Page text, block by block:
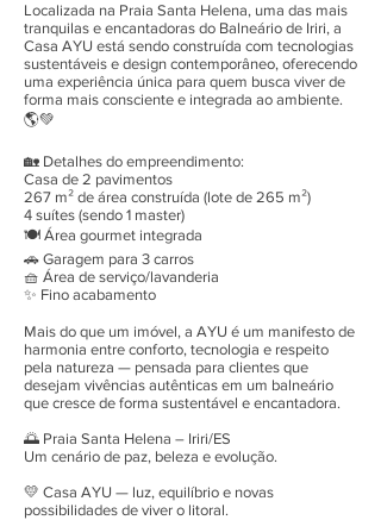
Localizada na Praia Santa Helena, uma das mais
tranquilas e encantadoras do Balneário de Iriri, a
Casa AYU está sendo construída com tecnologias
sustentáveis e design contemporâneo, oferecendo
uma experiência única para quem busca viver de
forma mais consciente e integrada ao ambiente.
🌎💚
🏡 Detalhes do empreendimento:
Casa de 2 pavimentos
267 m² de área construída (lote de 265 m²)
4 suítes (sendo 1 master)
🍽 Área gourmet integrada
🚗 Garagem para 3 carros
🧺 Área de serviço/lavanderia
✨ Fino acabamento
Mais do que um imóvel, a AYU é um manifesto de
harmonia entre conforto, tecnologia e respeito
pela natureza — pensada para clientes que
desejam vivências autênticas em um balneário
que cresce de forma sustentável e encantadora.
🌅 Praia Santa Helena – Iriri/ES
Um cenário de paz, beleza e evolução.
💛 Casa AYU — luz, equilíbrio e novas
possibilidades de viver o litoral.